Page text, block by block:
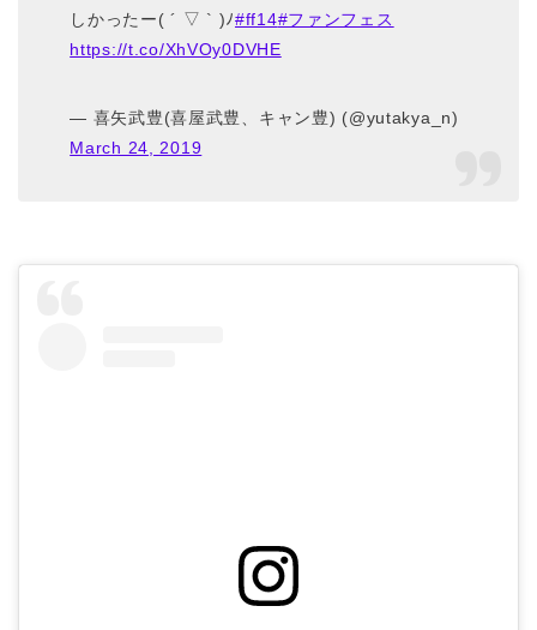
しかったー( ´ ▽ ` )ﾉ#ff14#ファンフェス
https://t.co/XhVOy0DVHE
— 喜矢武豊(喜屋武豊、キャン豊) (@yutakya_n)
March 24, 2019